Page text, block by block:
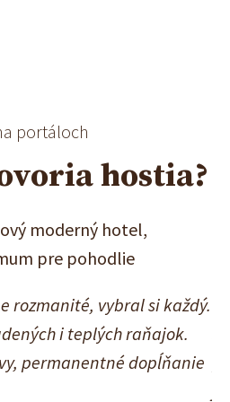
portáloch
hostia?
moderný hotel,
pre pohodlie
rozmanité, vybral si každý.
i teplých raňajok.
permanentné dopĺňanie